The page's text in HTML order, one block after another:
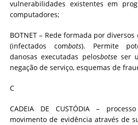
vulnerabilidades existentes em
computadores;
BOTNET – Rede formada por
(infectados combots). Permite
danosas executadas pelosbotse ser
negação de serviço, esquemas de
C
CADEIA DE CUSTÓDIA –
movimento de evidência através de